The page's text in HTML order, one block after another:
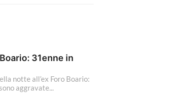
31enne in
notte all’ex Foro Boario:
aggravate...